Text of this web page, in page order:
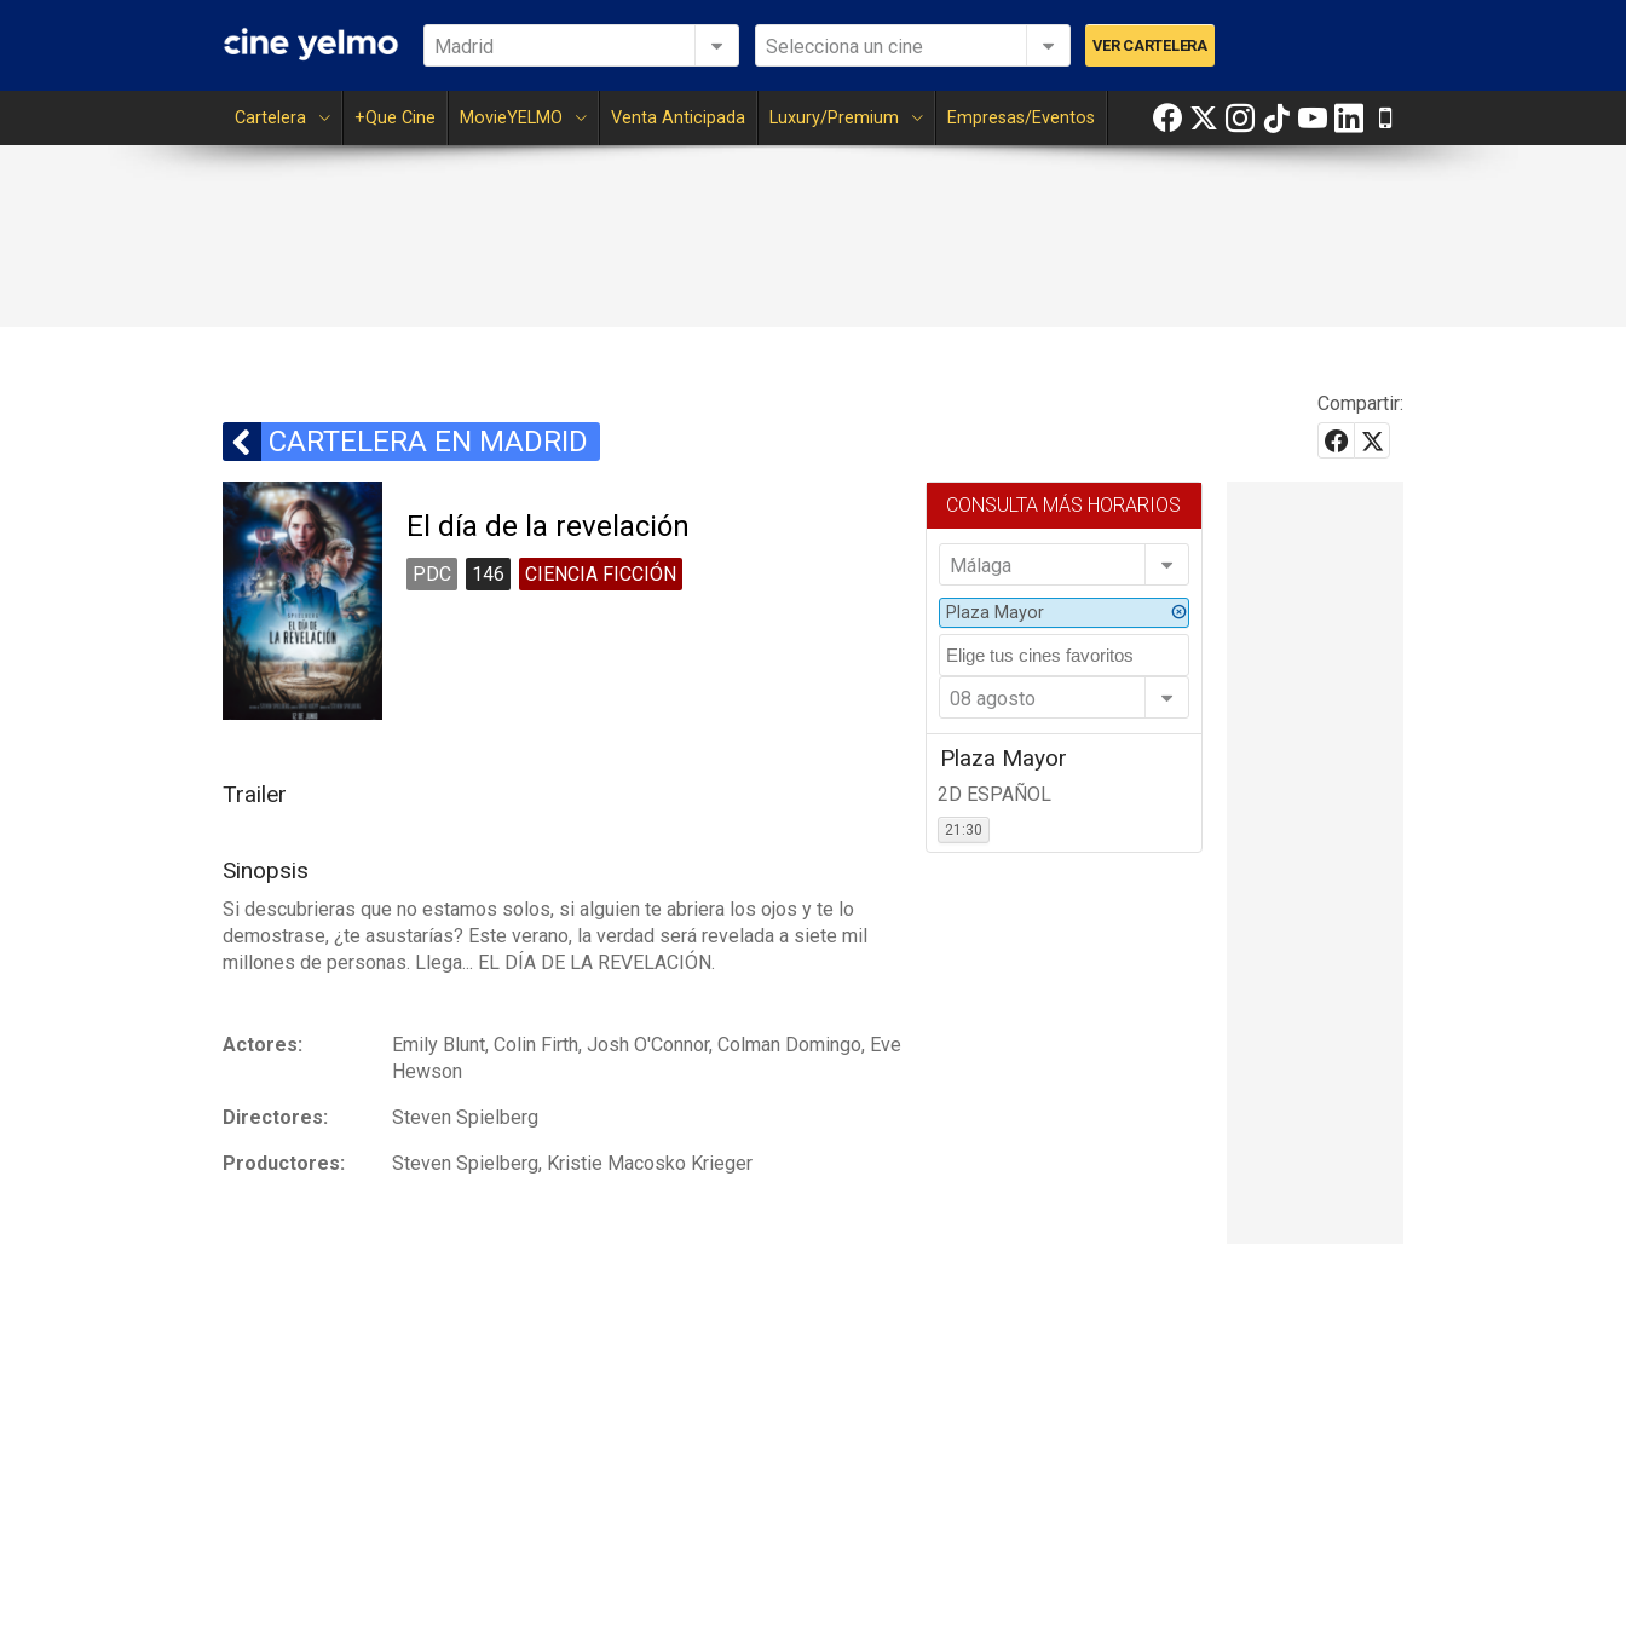
Madrid Selecciona un cine
Cartelera +Que Cine MovieYELMO Venta Anticipada Luxury/Premium Empresas/Eventos
CARTELERA EN MADRID
Compartir:
El día de la revelación
PDC 146 CIENCIA FICCIÓN
Trailer
Sinopsis
Si descubrieras que no estamos solos, si alguien te abriera los ojos y te lo
demostrase, ¿te asustarías? Este verano, la verdad será revelada a siete mil
millones de personas. Llega... EL DÍA DE LA REVELACIÓN.
Actores:
Emily Blunt, Colin Firth, Josh O'Connor, Colman Domingo, Eve
Hewson
Directores:
Steven Spielberg
Productores:
Steven Spielberg, Kristie Macosko Krieger
CONSULTA MÁS HORARIOS
Málaga
Plaza Mayor
08 agosto
Plaza Mayor
2D ESPAÑOL
21:30